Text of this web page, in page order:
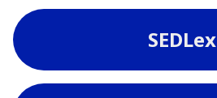
SEDLex